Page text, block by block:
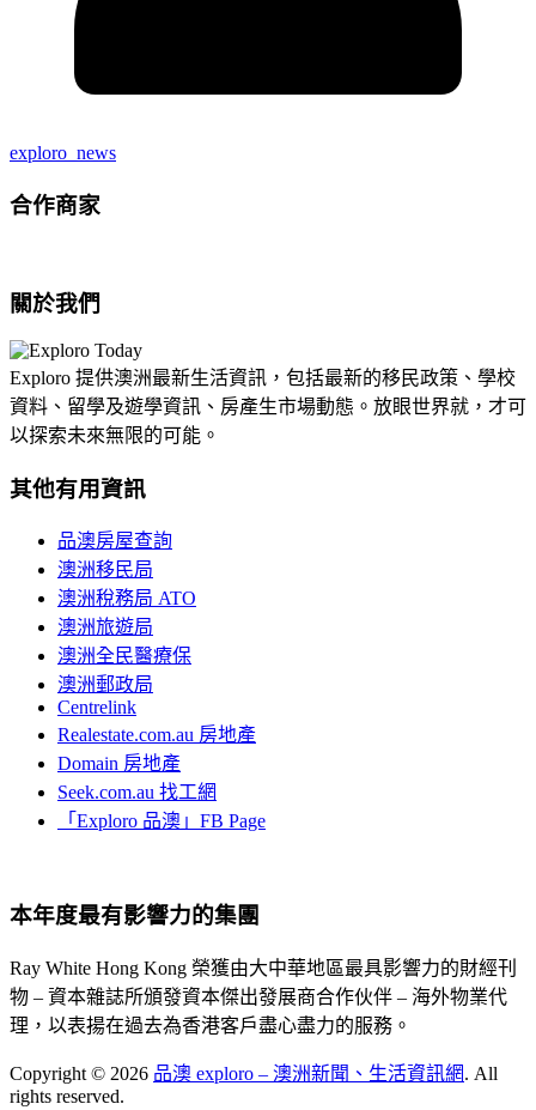
exploro_news
合作商家
關於我們
Exploro 提供澳洲最新生活資訊，包括最新的移民政策、學校
資料、留學及遊學資訊、房產生市場動態。放眼世界就，才可
以探索未來無限的可能。
其他有用資訊
品澳房屋查詢
澳洲移民局
澳洲稅務局 ATO
澳洲旅遊局
澳洲全民醫療保
澳洲郵政局
Centrelink
Realestate.com.au 房地產
Domain 房地產
Seek.com.au 找工網
「Exploro 品澳」FB Page
本年度最有影響力的集團
Ray White Hong Kong 榮獲由大中華地區最具影響力的財經刊
物 – 資本雜誌所頒發資本傑出發展商合作伙伴 – 海外物業代
理，以表揚在過去為香港客戶盡心盡力的服務。
Copyright © 2026 品澳 exploro – 澳洲新聞、生活資訊網. All
rights reserved.